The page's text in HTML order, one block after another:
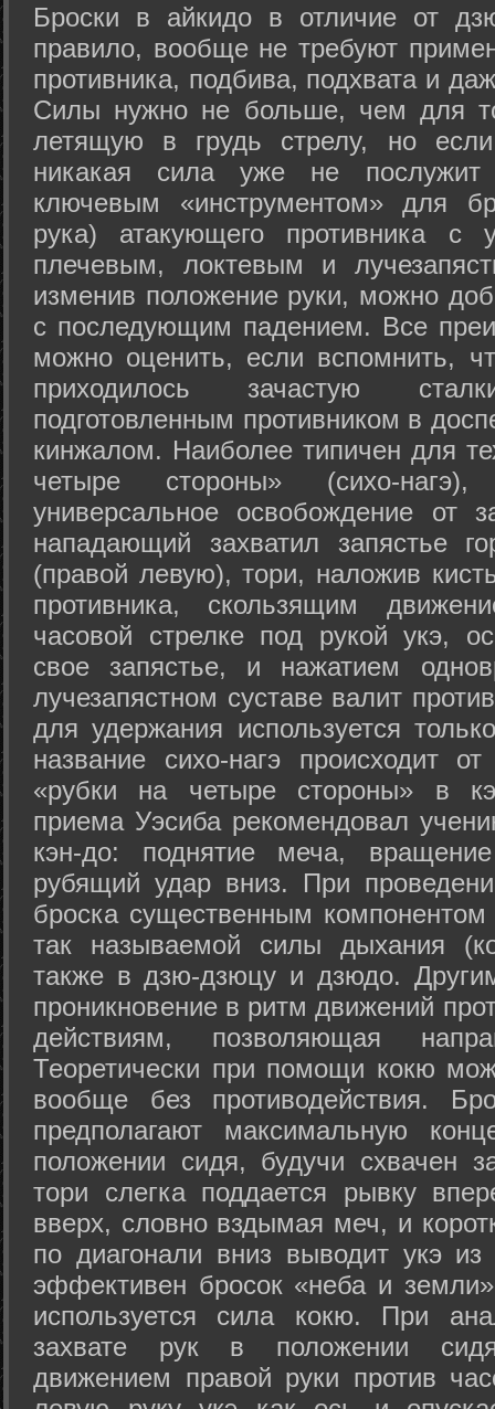
Броски в айкидо в отличие от
правило, вообще не требуют
противника, подбива, подхвата и
Силы нужно не больше, чем для
летящую в грудь стрелу, но
никакая сила уже не
ключевым «инструментом» для
рука) атакующего противника с
плечевым, локтевым и
изменив положение руки, можно
с последующим падением. Все
можно оценить, если вспомнить,
приходилось зачастую
подготовленным противником в
кинжалом. Наиболее типичен для
четыре стороны» (сихо-
универсальное освобождение от
нападающий захватил запястье
(правой левую), тори, наложив
противника, скользящим
часовой стрелке под рукой укэ,
свое запястье, и нажатием
лучезапястном суставе валит
для удержания используется
название сихо-нагэ происходит
«рубки на четыре стороны» в
приема Уэсиба рекомендовал
кэн-до: поднятие меча,
рубящий удар вниз. При
броска существенным компонентом
так называемой силы дыхания
также в дзю-дзюцу и дзюдо.
проникновение в ритм движений
действиям, позволяющая
Теоретически при помощи кокю
вообще без противодействия.
предполагают максимальную
положении сидя, будучи схвачен
тори слегка поддается рывку
вверх, словно вздымая меч, и
по диагонали вниз выводит укэ
эффективен бросок «неба и
используется сила кокю. При
захвате рук в положении
движением правой руки против